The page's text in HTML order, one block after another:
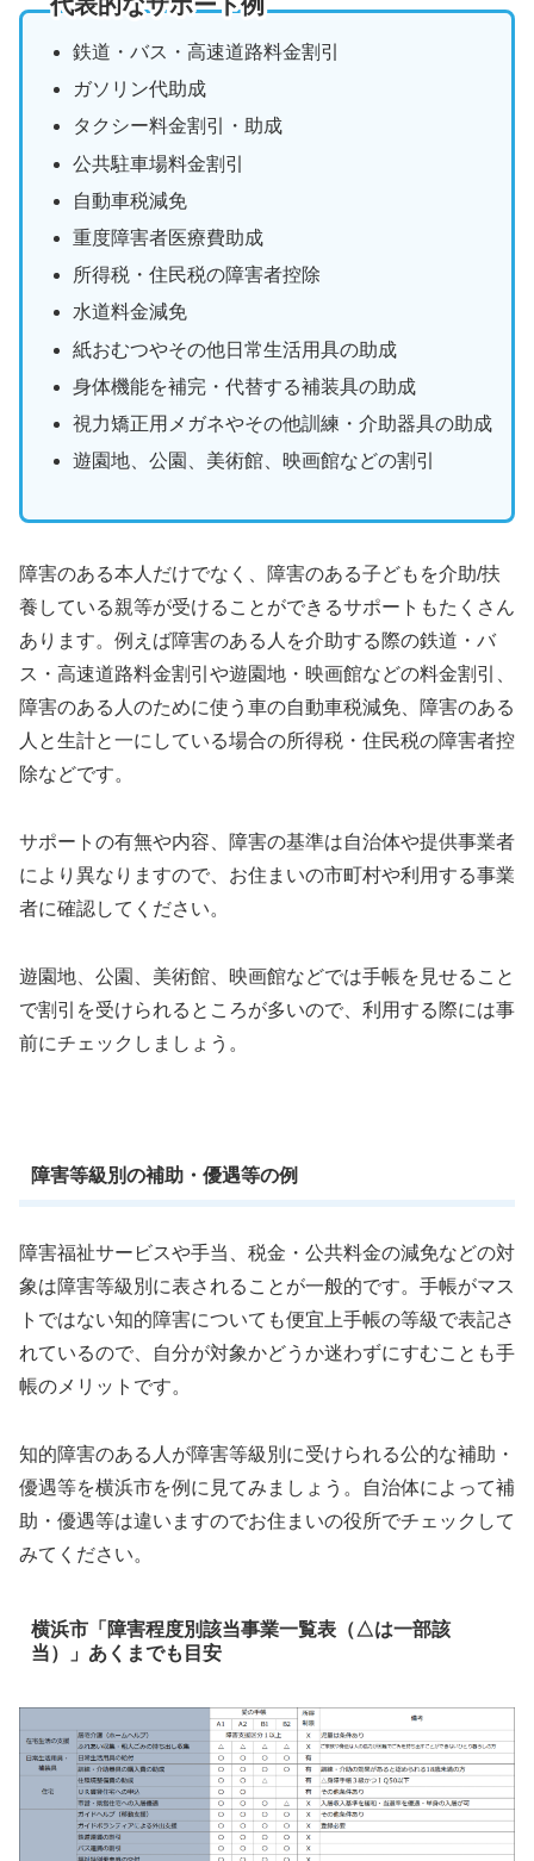
鉄道・バス・高速道路料金割引
ガソリン代助成
タクシー料金割引・助成
公共駐車場料金割引
自動車税減免
重度障害者医療費助成
所得税・住民税の障害者控除
水道料金減免
紙おむつやその他日常生活用具の助成
身体機能を補完・代替する補装具の助成
視力矯正用メガネやその他訓練・介助器具の助成
遊園地、公園、美術館、映画館などの割引
障害のある本人だけでなく、障害のある子どもを介助/扶
養している親等が受けることができるサポートもたくさん
あります。例えば障害のある人を介助する際の鉄道・バ
ス・高速道路料金割引や遊園地・映画館などの料金割引、
障害のある人のために使う車の自動車税減免、障害のある
人と生計と一にしている場合の所得税・住民税の障害者控
除などです。
サポートの有無や内容、障害の基準は自治体や提供事業者
により異なりますので、お住まいの市町村や利用する事業
者に確認してください。
遊園地、公園、美術館、映画館などでは手帳を見せること
で割引を受けられるところが多いので、利用する際には事
前にチェックしましょう。
障害等級別の補助・優遇等の例
障害福祉サービスや手当、税金・公共料金の減免などの対
象は障害等級別に表されることが一般的です。手帳がマス
トではない知的障害についても便宜上手帳の等級で表記さ
れているので、自分が対象かどうか迷わずにすむことも手
帳のメリットです。
知的障害のある人が障害等級別に受けられる公的な補助・
優遇等を横浜市を例に見てみましょう。自治体によって補
助・優遇等は違いますのでお住まいの役所でチェックして
みてください。
横浜市「障害程度別該当事業一覧表（△は一部該
当）」あくまでも目安